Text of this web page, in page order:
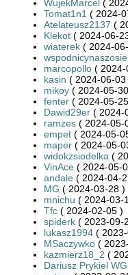
WujekMarcel (
Tomat1n1 ( 2024-
Atelateusz2137 (
Klekot ( 2024-06-
wiaterek ( 2024-
wspodnicynaszosie
marcopollo ( 2024-
kasin ( 2024-06-03
mikoy ( 2024-05-
fenter ( 2024-05-
Dawid29er ( 2024-
ramzes ( 2024-05-
empet ( 2024-05-
maper ( 2024-05-
widokzsiodelka (
VinAce ( 2024-05-
andale ( 2024-04-
MG ( 2024-03-28 )
mnichu ( 2024-03-
Tfc ( 2024-02-05 )
spiderk ( 2023-09-
lukasz1994 (
MSaczywko (
kazmierz18_2 (
Dariusz Prykiel